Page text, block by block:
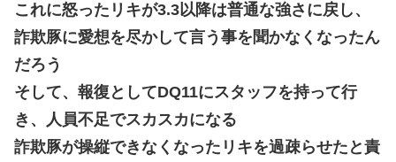
これに怒ったリキが3.3以降は普通な強さに戻し、
詐欺豚に愛想を尽かして言う事を聞かなくなったん
だろう
そして、報復としてDQ11にスタッフを持って行
き、人員不足でスカスカになる
詐欺豚が操縦できなくなったリキを過疎らせたと責